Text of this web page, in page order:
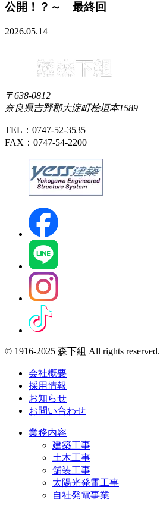
公開！？～ 最終回
2026.05.14
〒638-0812
奈良県吉野郡大淀町桧垣本1589
TEL：0747-52-3535
FAX：0747-54-2200
© 1916-2025 森下組 All rights reserved.
会社概要
採用情報
お知らせ
お問い合わせ
業務内容
建築工事
土木工事
舗装工事
太陽光発電工事
自社発電事業